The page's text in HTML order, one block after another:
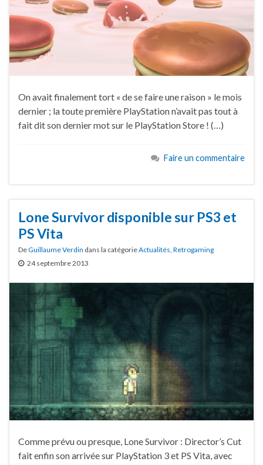
On avait finalement tort « de se faire une raison » le mois
dernier ; la toute première PlayStation n’avait pas tout à
fait dit son dernier mot sur le PlayStation Store ! (…)
Faire un commentaire
Lone Survivor disponible sur PS3 et
PS Vita
DeGuillaume Verdin dans la catégorieActualités, Retrogaming
24 septembre 2013
Comme prévu ou presque, Lone Survivor : Director’s Cut
fait enfin son arrivée sur PlayStation 3 et PS Vita, avec